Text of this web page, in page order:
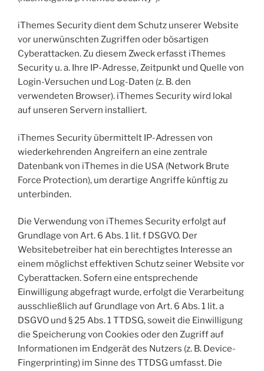
iThemes Security dient dem Schutz unserer Website
vor unerwünschten Zugriffen oder bösartigen
Cyberattacken. Zu diesem Zweck erfasst iThemes
Security u. a. Ihre IP-Adresse, Zeitpunkt und Quelle von
Login-Versuchen und Log-Daten (z. B. den
verwendeten Browser). iThemes Security wird lokal
auf unseren Servern installiert.
iThemes Security übermittelt IP-Adressen von
wiederkehrenden Angreifern an eine zentrale
Datenbank von iThemes in die USA (Network Brute
Force Protection), um derartige Angriffe künftig zu
unterbinden.
Die Verwendung von iThemes Security erfolgt auf
Grundlage von Art. 6 Abs. 1 lit. f DSGVO. Der
Websitebetreiber hat ein berechtigtes Interesse an
einem möglichst effektiven Schutz seiner Website vor
Cyberattacken. Sofern eine entsprechende
Einwilligung abgefragt wurde, erfolgt die Verarbeitung
ausschließlich auf Grundlage von Art. 6 Abs. 1 lit. a
DSGVO und § 25 Abs. 1 TTDSG, soweit die Einwilligung
die Speicherung von Cookies oder den Zugriff auf
Informationen im Endgerät des Nutzers (z. B. Device-
Fingerprinting) im Sinne des TTDSG umfasst. Die